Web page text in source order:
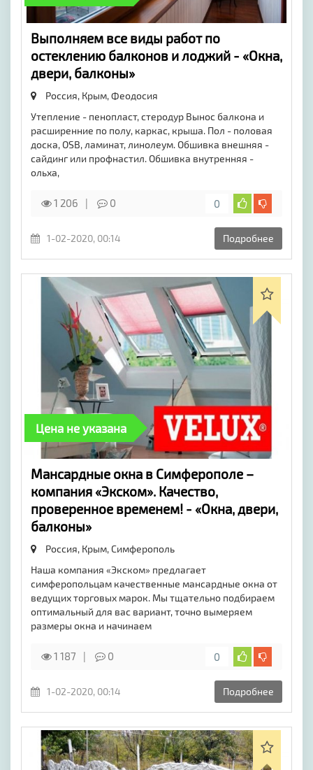
Выполняем все виды работ по
остеклению балконов и лоджий - «Окна,
двери, балконы»
Россия, Крым,Феодосия
Утепление - пенопласт, стеродур Вынос балкона и
расширенние по полу, каркас, крыша. Пол - половая
доска, OSB, ламинат, линолеум. Обшивка внешняя -
сайдинг или профнастил. Обшивка внутренняя -
ольха,
1 206 0 0
1-02-2020, 00:14 Подробнее
Цена не указана
Мансардные окна в Симферополе –
компания «Экском». Качество,
проверенное временем! - «Окна, двери,
балконы»
Россия, Крым,Симферополь
Наша компания «Экском» предлагает
симферопольцам качественные мансардные окна от
ведущих торговых марок. Мы тщательно подбираем
оптимальный для вас вариант, точно вымеряем
размеры окна и начинаем
1 187 0 0
1-02-2020, 00:14 Подробнее